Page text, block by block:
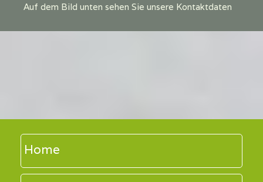
Auf dem Bild unten sehen Sie unsere Kontaktdaten
Home